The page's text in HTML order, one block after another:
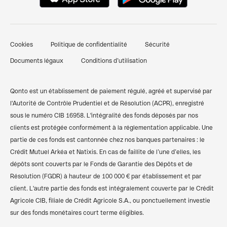
Pré-comptabilité simplifiée
Financements et prêts
Compte pro auto-entrepreneur
Compte pro SASU
Compte bancaire associations
Compte pro SCI
Compte pro sans banque
Compte pro gratuit
Comparer les banques pro
Qonto vs Shine
Calculateur de TVA
Simulateur des frais kilométriques
Nous contacter
Témoignages clients
Finpal - Notre communauté finance
Recommander Qonto
Plan du site
Cookies Politique de confidentialité Sécurité
Documents légaux Conditions d’utilisation
Qonto est un établissement de paiement régulé, agréé et supervisé par
l'Autorité de Contrôle Prudentiel et de Résolution (ACPR), enregistré
sous le numéro CIB 16958. L'intégralité des fonds déposés par nos
clients est protégée conformément à la réglementation applicable. Une
partie de ces fonds est cantonnée chez nos banques partenaires : le
Crédit Mutuel Arkéa et Natixis. En cas de faillite de l’une d’elles, les
dépôts sont couverts par le Fonds de Garantie des Dépôts et de
Résolution (FGDR) à hauteur de 100 000 € par établissement et par
client. L'autre partie des fonds est intégralement couverte par le Crédit
Agricole CIB, filiale de Crédit Agricole S.A., ou ponctuellement investie
sur des fonds monétaires court terme éligibles.